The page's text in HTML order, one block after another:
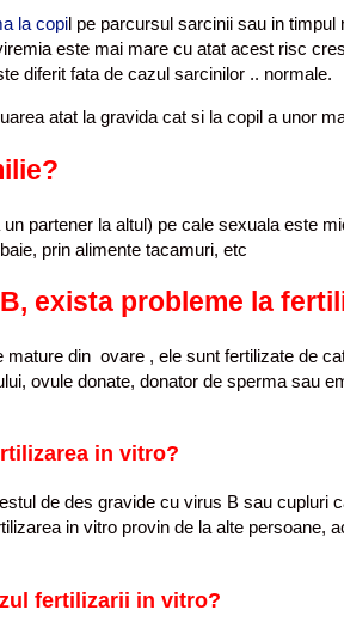
la copil pe parcursul sarcinii sau in
este mai mare cu atat acest risc
diferit fata de cazul sarcinilor .. normale.
atat la gravida cat si la copil a unor
partener la altul) pe cale sexuala este
prin alimente tacamuri, etc
exista probleme la
din ovare , ele sunt fertilizate de
ovule donate, donator de sperma sau
in vitro?
de des gravide cu virus B sau
in vitro provin de la alte
fertilizarii in vitro?